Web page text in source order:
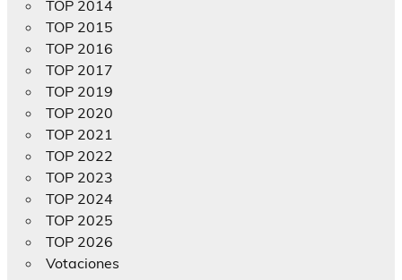
TOP 2014
TOP 2015
TOP 2016
TOP 2017
TOP 2019
TOP 2020
TOP 2021
TOP 2022
TOP 2023
TOP 2024
TOP 2025
TOP 2026
Votaciones